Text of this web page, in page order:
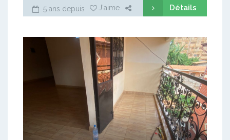
5 ans depuis J'aime Détails